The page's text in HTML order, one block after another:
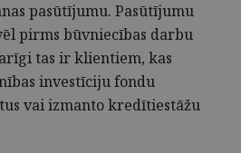
pasūtījumu. Pasūtījumu
pirms būvniecības darbu
tas ir klientiem, kas
investīciju fondu
vai izmanto kredītiestāžu